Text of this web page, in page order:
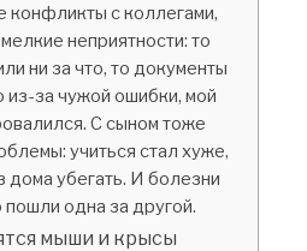
конфликты с коллегами,
неприятности: то
ни за что, то документы
из-за чужой ошибки, мой
С сыном тоже
учиться стал хуже,
дома убегать. И болезни
пошли одна за другой.
мыши и крысы